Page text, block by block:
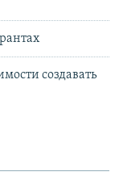
создавать